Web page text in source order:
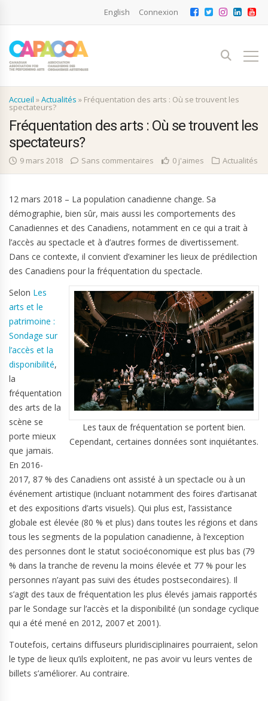
English Connexion
Accueil »Actualités » Fréquentation des arts : Où se trouvent les
spectateurs?
Fréquentation des arts : Où se trouvent les
spectateurs?
9 mars 2018 Sans commentaires 0 j'aimes Actualités
12 mars 2018 – La population canadienne change. Sa
démographie, bien sûr, mais aussi les comportements des
Canadiennes et des Canadiens, notamment en ce qui a trait à
l’accès au spectacle et à d’autres formes de divertissement.
Dans ce contexte, il convient d’examiner les lieux de prédilection
des Canadiens pour la fréquentation du spectacle.
Les taux de fréquentation se portent bien.
Cependant, certaines données sont inquiétantes.
Selon Les
arts et le
patrimoine :
Sondage sur
l’accès et la
disponibilité,
la
fréquentation
des arts de la
scène se
porte mieux
que jamais.
En 2016-
2017, 87 % des Canadiens ont assisté à un spectacle ou à un
événement artistique (incluant notamment des foires d’artisanat
et des expositions d’arts visuels). Qui plus est, l’assistance
globale est élevée (80 % et plus) dans toutes les régions et dans
tous les segments de la population canadienne, à l’exception
des personnes dont le statut socioéconomique est plus bas (79
% dans la tranche de revenu la moins élevée et 77 % pour les
personnes n’ayant pas suivi des études postsecondaires). Il
s’agit des taux de fréquentation les plus élevés jamais rapportés
par le Sondage sur l’accès et la disponibilité (un sondage cyclique
qui a été mené en 2012, 2007 et 2001).
Toutefois, certains diffuseurs pluridisciplinaires pourraient, selon
le type de lieux qu’ils exploitent, ne pas avoir vu leurs ventes de
billets s’améliorer. Au contraire.